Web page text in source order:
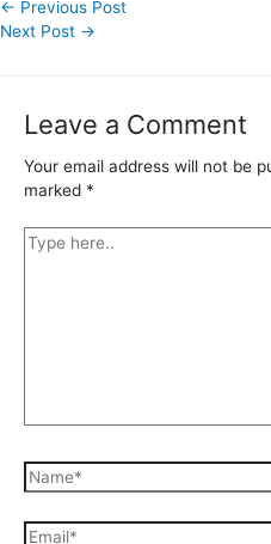
← Previous Post
Next Post →
Leave a Comment
Your email address will not be
marked *
Type
Name*
Email*